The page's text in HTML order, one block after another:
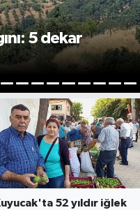
5 dekar
121314151617 181920
52 yıldır iğlek